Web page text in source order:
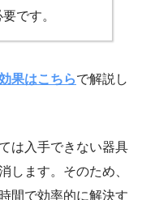
です。
果はこちらで解説し
は入手できない器具
します。そのため、
間で効率的に解決す